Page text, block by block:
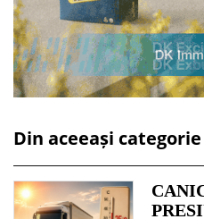
Din aceeași categorie